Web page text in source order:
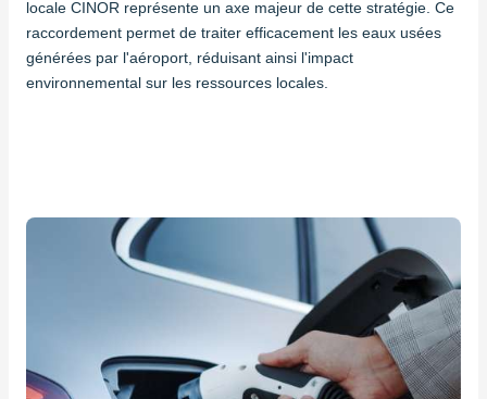
locale CINOR représente un axe majeur de cette stratégie. Ce
raccordement permet de traiter efficacement les eaux usées
générées par l'aéroport, réduisant ainsi l'impact
environnemental sur les ressources locales.